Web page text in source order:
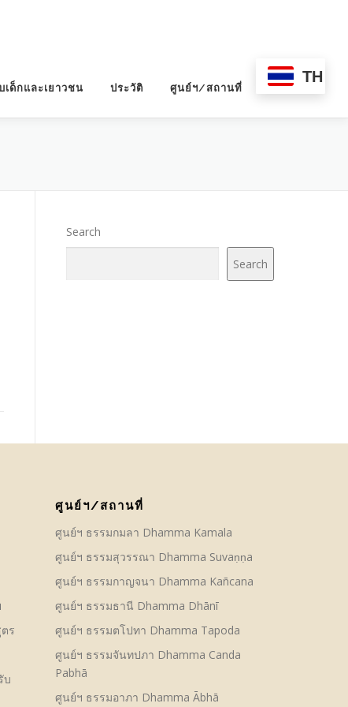
ด็กและเยาวชน ประวัติ ศูนย์ฯ/สถานที่
TH
Search
Search
ร
บ
ศูนย์ฯ/สถานที่
ศูนย์ฯ ธรรมกมลา Dhamma Kamala
ศูนย์ฯ ธรรมสุวรรณา Dhamma Suvaṇṇa
ศูนย์ฯ ธรรมกาญจนา Dhamma Kañcana
ศูนย์ฯ ธรรมธานี Dhamma Dhānī
ศูนย์ฯ ธรรมตโปทา Dhamma Tapoda
ศูนย์ฯ ธรรมจันทปภา Dhamma Canda
Pabhā
ศูนย์ฯ ธรรมอาภา Dhamma Ābhā